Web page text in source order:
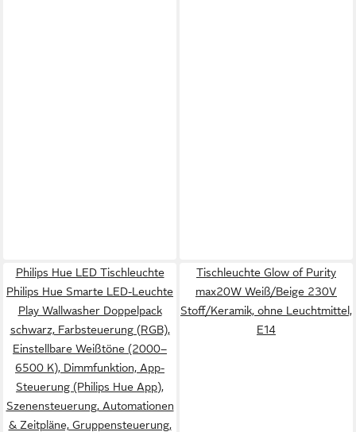
Philips Hue LED Tischleuchte
Philips Hue Smarte LED-Leuchte
Play Wallwasher Doppelpack
schwarz, Farbsteuerung (RGB),
Einstellbare Weißtöne (2000–
6500 K), Dimmfunktion, App-
Steuerung (Philips Hue App),
Szenensteuerung, Automationen
& Zeitpläne, Gruppensteuerung,
Tischleuchte Glow of Purity
max20W Weiß/Beige 230V
Stoff/Keramik, ohne Leuchtmittel,
E14